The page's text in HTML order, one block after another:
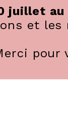
juillet
et